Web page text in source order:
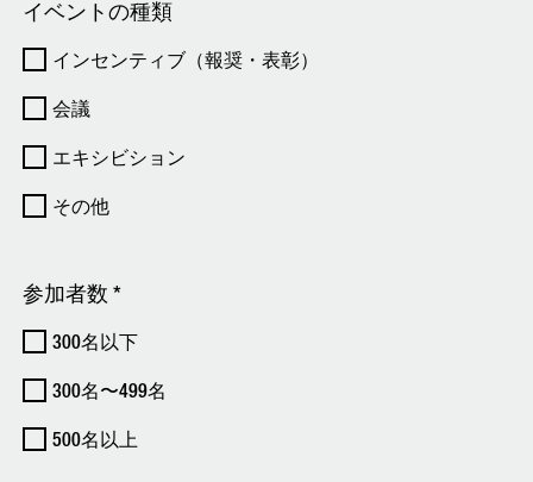
イベントの種類
インセンティブ（報奨・表彰）
会議
エキシビション
その他
参加者数 *
300名以下
300名〜499名
500名以上